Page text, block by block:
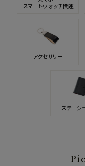
スマートウォッチ関連
アクセサリー
ステーシ